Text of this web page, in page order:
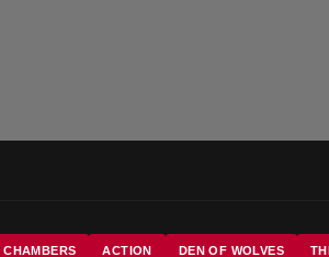
CHAMBERS ACTION DEN OF WOLVES